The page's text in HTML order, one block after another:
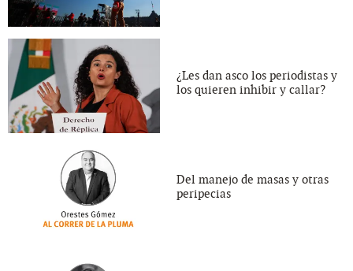
¿Les dan asco los periodistas y
los quieren inhibir y callar?
Del manejo de masas y otras
peripecias